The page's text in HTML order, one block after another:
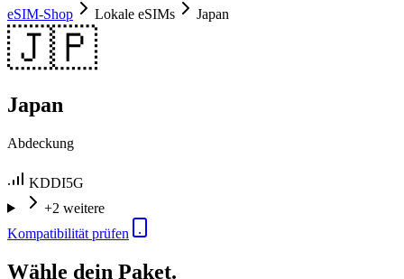
eSIM-Shop Lokale eSIMs Japan
🇯🇵
Japan
Abdeckung
KDDI5G
+2 weitere
Kompatibilität prüfen
Wähle dein Paket.